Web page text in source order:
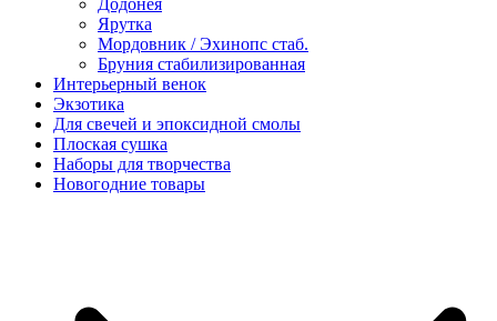
Додонея
Ярутка
Мордовник / Эхинопс стаб.
Бруния стабилизированная
Интерьерный венок
Экзотика
Для свечей и эпоксидной смолы
Плоская сушка
Наборы для творчества
Новогодние товары